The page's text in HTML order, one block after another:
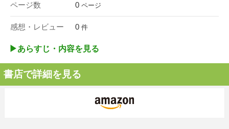
ページ数 0 ページ
感想・レビュー 0 件
▶︎あらすじ・内容を見る
書店で詳細を見る